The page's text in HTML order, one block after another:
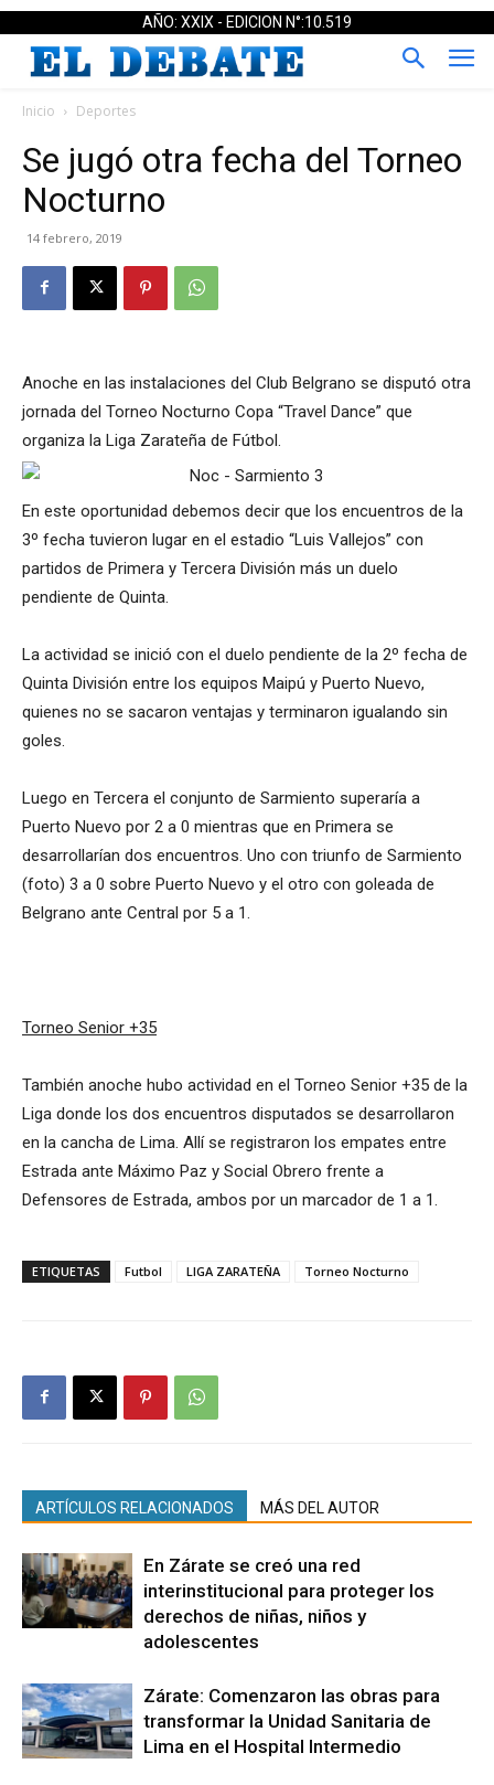
AÑO: XXIX - EDICION N°:10.519
Inicio Deportes
Se jugó otra fecha del Torneo
Nocturno
14 febrero, 2019
Anoche en las instalaciones del Club Belgrano se disputó otra
jornada del Torneo Nocturno Copa “Travel Dance” que
organiza la Liga Zarateña de Fútbol.
En este oportunidad debemos decir que los encuentros de la
3º fecha tuvieron lugar en el estadio “Luis Vallejos” con
partidos de Primera y Tercera División más un duelo
pendiente de Quinta.
La actividad se inició con el duelo pendiente de la 2º fecha de
Quinta División entre los equipos Maipú y Puerto Nuevo,
quienes no se sacaron ventajas y terminaron igualando sin
goles.
Luego en Tercera el conjunto de Sarmiento superaría a
Puerto Nuevo por 2 a 0 mientras que en Primera se
desarrollarían dos encuentros. Uno con triunfo de Sarmiento
(foto) 3 a 0 sobre Puerto Nuevo y el otro con goleada de
Belgrano ante Central por 5 a 1.
Torneo Senior +35
También anoche hubo actividad en el Torneo Senior +35 de la
Liga donde los dos encuentros disputados se desarrollaron
en la cancha de Lima. Allí se registraron los empates entre
Estrada ante Máximo Paz y Social Obrero frente a
Defensores de Estrada, ambos por un marcador de 1 a 1.
ETIQUETAS Futbol LIGA ZARATEÑA Torneo Nocturno
ARTÍCULOS RELACIONADOS MÁS DEL AUTOR
En Zárate se creó una red
interinstitucional para proteger los
derechos de niñas, niños y
adolescentes
Zárate: Comenzaron las obras para
transformar la Unidad Sanitaria de
Lima en el Hospital Intermedio